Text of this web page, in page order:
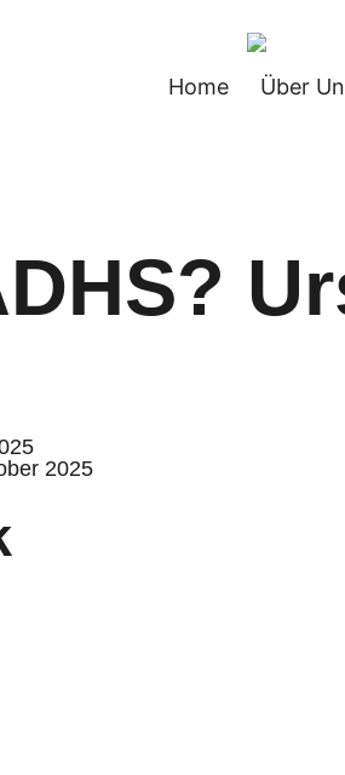
Home Über
2025